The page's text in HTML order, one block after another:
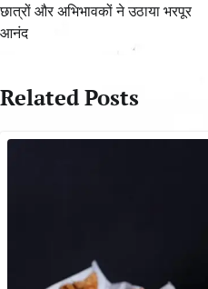
छात्रों और अभिभावकों ने उठाया भरपूर
आनंद
Related Posts